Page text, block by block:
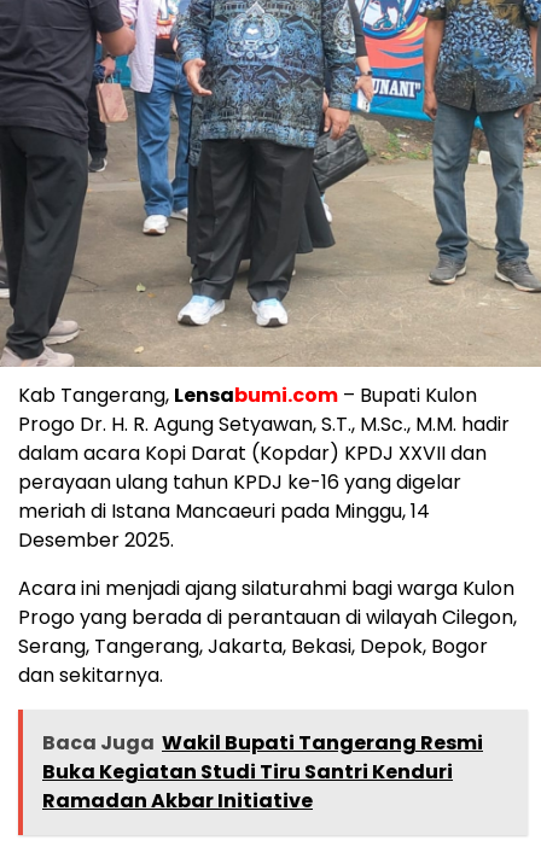
Kab Tangerang, Lensabumi.com – Bupati Kulon
Progo Dr. H. R. Agung Setyawan, S.T., M.Sc., M.M. hadir
dalam acara Kopi Darat (Kopdar) KPDJ XXVII dan
perayaan ulang tahun KPDJ ke-16 yang digelar
meriah di Istana Mancaeuri pada Minggu, 14
Desember 2025.
Acara ini menjadi ajang silaturahmi bagi warga Kulon
Progo yang berada di perantauan di wilayah Cilegon,
Serang, Tangerang, Jakarta, Bekasi, Depok, Bogor
dan sekitarnya.
Baca Juga Wakil Bupati Tangerang Resmi
Buka Kegiatan Studi Tiru Santri Kenduri
Ramadan Akbar Initiative